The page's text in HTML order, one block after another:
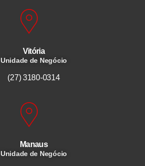
Vitória
Unidade de Negócio
(27) 3180-0314
Manaus
Unidade de Negócio